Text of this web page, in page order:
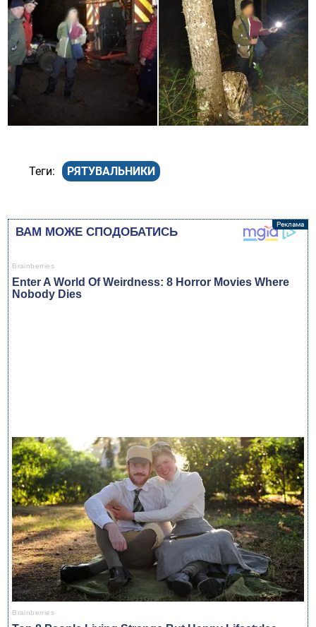
РЯТУВАЛЬНИКИ